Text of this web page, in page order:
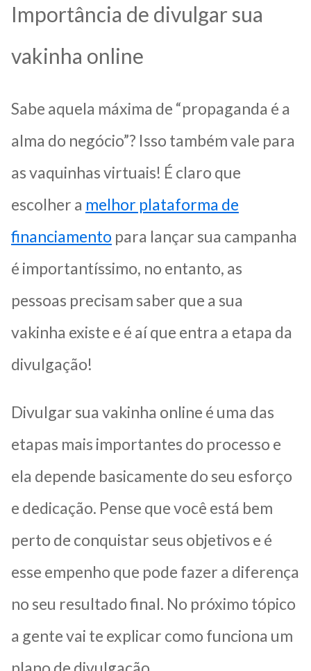
Importância de divulgar sua
vakinha online
Sabe aquela máxima de “propaganda é a
alma do negócio”? Isso também vale para
as vaquinhas virtuais! É claro que
escolher a melhor plataforma de
financiamento para lançar sua campanha
é importantíssimo, no entanto, as
pessoas precisam saber que a sua
vakinha existe e é aí que entra a etapa da
divulgação!
Divulgar sua vakinha online é uma das
etapas mais importantes do processo e
ela depende basicamente do seu esforço
e dedicação. Pense que você está bem
perto de conquistar seus objetivos e é
esse empenho que pode fazer a diferença
no seu resultado final. No próximo tópico
a gente vai te explicar como funciona um